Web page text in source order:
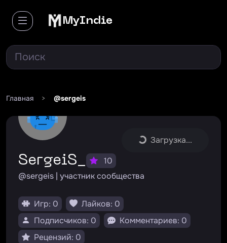
MyIndie
Главная > @sergeis
Загрузка...
SergeiS_
10
@sergeis | участник сообщества
Игр: 0
Лайков: 0
Подписчиков: 0
Комментариев: 0
Рецензий: 0